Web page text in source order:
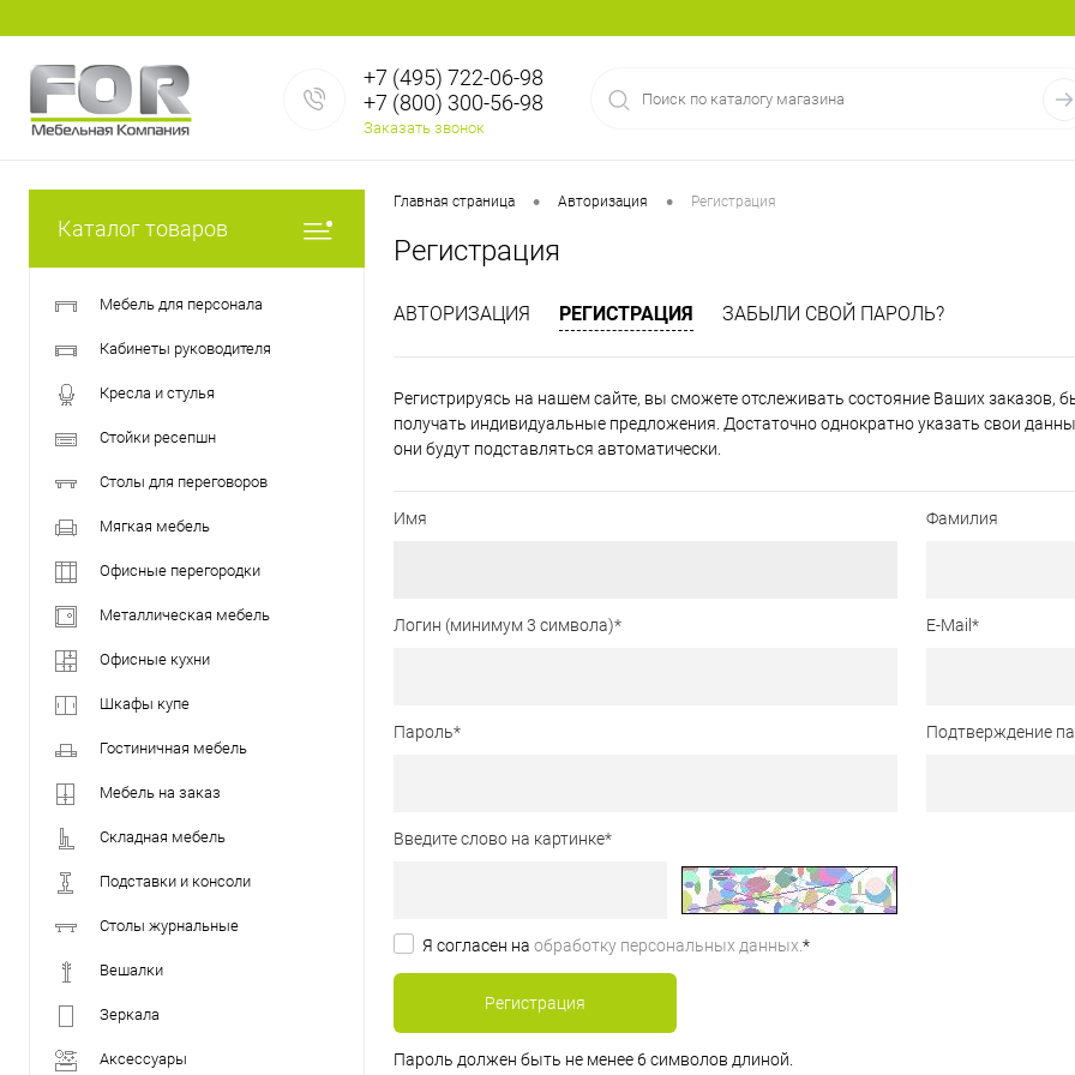
+7 (495) 722-06-98
+7 (800) 300-56-98
Заказать звонок
Каталог товаров
Мебель для персонала
Кабинеты руководителя
Кресла и стулья
Стойки ресепшн
Столы для переговоров
Мягкая мебель
Офисные перегородки
Металлическая мебель
Офисные кухни
Шкафы купе
Гостиничная мебель
Мебель на заказ
Складная мебель
Подставки и консоли
Столы журнальные
Вешалки
Зеркала
Аксессуары
Главная страница • Авторизация • Регистрация
Регистрация
АВТОРИЗАЦИЯ РЕГИСТРАЦИЯ ЗАБЫЛИ СВОЙ ПАРОЛЬ?
Регистрируясь на нашем сайте, вы сможете отслеживать состояние Ваших заказов,
получать индивидуальные предложения. Достаточно однократно указать свои
они будут подставляться автоматически.
Имя Фамилия
Логин (минимум 3 символа)* E-Mail *
Пароль* Подтверждение
Введите слово на картинке*
Я согласен на обработку персональных данных.*
Пароль должен быть не менее 6 символов длиной.